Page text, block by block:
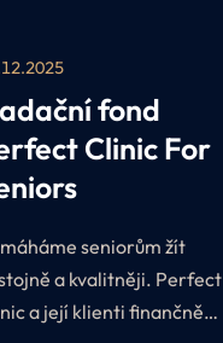
vzhled celého
fond
Clinic For
seniorům žít
a kvalitněji. Perfect
a její klienti finančně